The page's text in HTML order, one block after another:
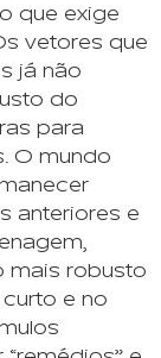
que exige
vetores que
já não
do
para
O mundo
anteriores e
mais robusto
e no